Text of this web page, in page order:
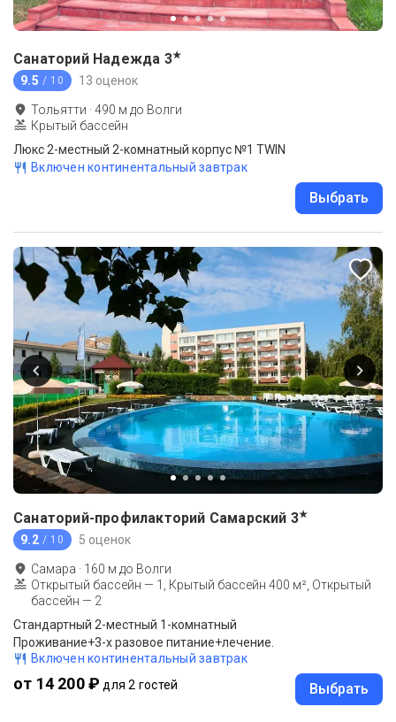
Санаторий Надежда 3★
9.5 / 10 13 оценок
Тольятти ·490 м до Волги
Крытый бассейн
Люкс 2-местный 2-комнатный корпус №1 TWIN
Включен континентальный завтрак
Выбрать
Санаторий-профилакторий Самарский 3★
9.2 / 10 5 оценок
Самара · 160 м до Волги
Открытый бассейн — 1, Крытый бассейн 400 м², Открытый
бассейн — 2
Стандартный 2-местный 1-комнатный
Проживание+3-х разовое питание+лечение.
Включен континентальный завтрак
от 14 200 ₽ для 2 гостей Выбрать